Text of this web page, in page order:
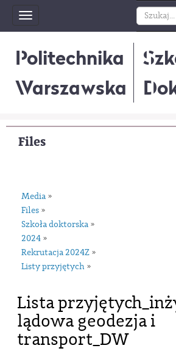
Toggle
navigation
Politechnika
Warszawska
Files
Media »
Files »
Szkoła doktorska »
2024 »
Rekrutacja 2024Z »
Listy przyjętych »
Lista
lądowa geodezja i
transport_DW